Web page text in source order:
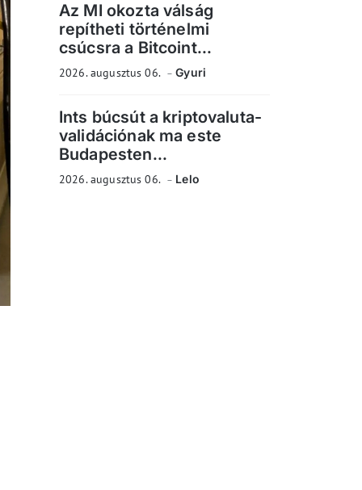
Az MI okozta válság
repítheti történelmi
csúcsra a Bitcoint...
2026. augusztus 06. Gyuri
Ints búcsút a kriptovaluta-
validációnak ma este
Budapesten...
2026. augusztus 06. Lelo